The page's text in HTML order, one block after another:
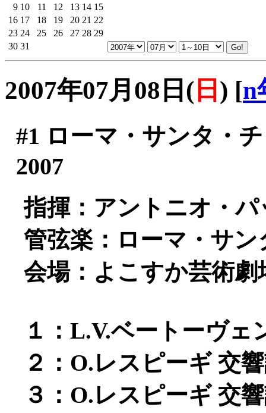
9 10 11 12 13 14 15
16 17 18 19 20 21 22
23 24 25 26 27 28 29
30 31
2007年07月08日( 日 ) [n
#1 ローマ・サンタ・
2007
指揮：アントニオ・パ
管弦楽：ローマ・サ
会場：よこすか芸術劇
１：L.V.ベートーヴェ
２：O.レスピーギ 交
３：O.レスピーギ 交